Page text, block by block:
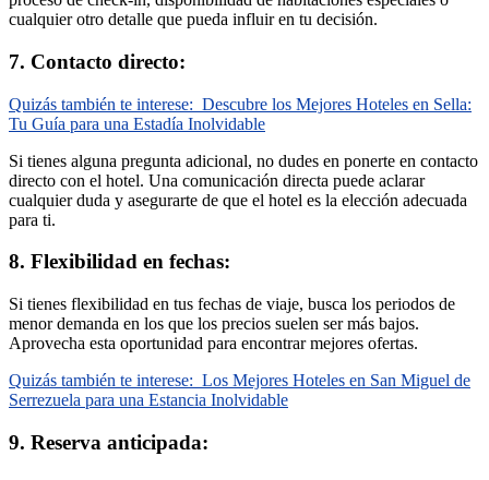
cualquier otro detalle que pueda influir en tu decisión.
7. Contacto directo:
Quizás también te interese: Descubre los Mejores Hoteles en Sella:
Tu Guía para una Estadía Inolvidable
Si tienes alguna pregunta adicional, no dudes en ponerte en contacto
directo con el hotel. Una comunicación directa puede aclarar
cualquier duda y asegurarte de que el hotel es la elección adecuada
para ti.
8. Flexibilidad en fechas:
Si tienes flexibilidad en tus fechas de viaje, busca los periodos de
menor demanda en los que los precios suelen ser más bajos.
Aprovecha esta oportunidad para encontrar mejores ofertas.
Quizás también te interese: Los Mejores Hoteles en San Miguel de
Serrezuela para una Estancia Inolvidable
9. Reserva anticipada: